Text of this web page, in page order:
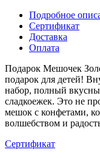
Подробное
Сертификат
Доставка
Оплата
Подарок Мешочек
подарок для детей!
набор, полный
сладкоежек. Это не
мешок с конфетами,
волшебством и
Сертификат